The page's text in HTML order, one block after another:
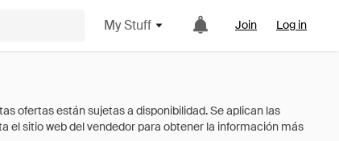
My Stuff Join Log in